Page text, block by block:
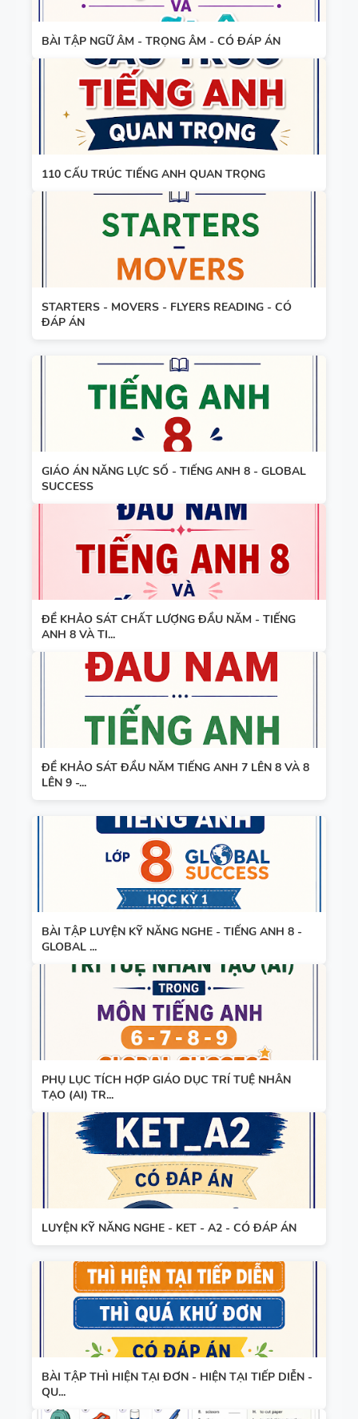
4 -
CAMBRIDG
E
SPEAKING
WHEEL -
TIẾNG ANH
SUCCESS
BẢNG
FORM
THEO TỪNG
UNIT ( CÓ
PHÁP -
SUCCESS -
CÓ ĐÁP ÁN
CHUYÊN ĐỀ
ĐUÔI _ING
BÀI TẬP NGỮ ÂM - TRỌNG ÂM - CÓ ĐÁP ÁN
110 CẤU TRÚC TIẾNG ANH QUAN TRỌNG
STARTERS - MOVERS - FLYERS READING - CÓ
ĐÁP ÁN
GIÁO ÁN NĂNG LỰC SỐ - TIẾNG ANH 8 - GLOBAL
SUCCESS
ĐỀ KHẢO SÁT CHẤT LƯỢNG ĐẦU NĂM - TIẾNG
ANH 8 VÀ TI...
ĐỀ KHẢO SÁT ĐẦU NĂM TIẾNG ANH 7 LÊN 8 VÀ 8
LÊN 9 -...
BÀI TẬP LUYỆN KỸ NĂNG NGHE - TIẾNG ANH 8 -
GLOBAL ...
PHỤ LỤC TÍCH HỢP GIÁO DỤC TRÍ TUỆ NHÂN
TẠO (AI) TR...
LUYỆN KỸ NĂNG NGHE - KET - A2 - CÓ ĐÁP ÁN
BÀI TẬP THÌ HIỆN TẠI ĐƠN - HIỆN TẠI TIẾP DIỄN -
QU...